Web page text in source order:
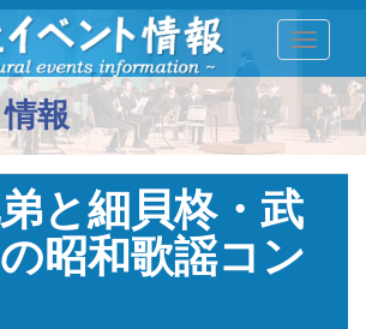
報
と細貝柊・武
昭和歌謡コン